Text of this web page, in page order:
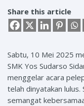
Share this article
Sabtu, 10 Mei 2025
SMK Yos Sudarso
menggelar acara
telah dinyatakan lulus.
semangat